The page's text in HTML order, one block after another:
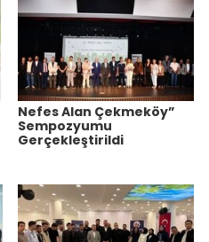
Nefes Alan Çekmeköy”
Sempozyumu
Gerçekleştirildi